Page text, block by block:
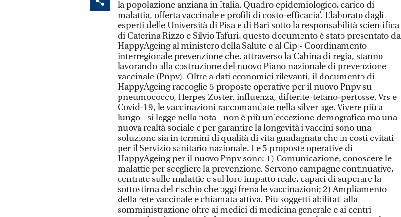
la popolazione anziana in Italia. Quadro epidemiologico, carico di
malattia, offerta vaccinale e profili di costo-efficacia’. Elaborato dagli
esperti delle Università di Pisa e di Bari sotto la responsabilità scientifica
di Caterina Rizzo e Silvio Tafuri, questo documento è stato presentato da
HappyAgeing al ministero della Salute e al Cip - Coordinamento
interregionale prevenzione che, attraverso la Cabina di regia, stanno
lavorando alla costruzione del nuovo Piano nazionale di prevenzione
vaccinale (Pnpv). Oltre a dati economici rilevanti, il documento di
HappyAgeing raccoglie 5 proposte operative per il nuovo Pnpv su
pneumococco, Herpes Zoster, influenza, difterite-tetano-pertosse, Vrs e
Covid-19, le vaccinazioni raccomandate nella silver age. Vivere più a
lungo - si legge nella nota - non è più un’eccezione demografica ma una
nuova realtà sociale e per garantire la longevità i vaccini sono una
soluzione sia in termini di qualità di vita guadagnata che in costi evitati
per il Servizio sanitario nazionale. Le 5 proposte operative di
HappyAgeing per il nuovo Pnpv sono: 1) Comunicazione, conoscere le
malattie per scegliere la prevenzione. Servono campagne continuative,
centrate sulle malattie e sul loro impatto reale, capaci di superare la
sottostima del rischio che oggi frena le vaccinazioni; 2) Ampliamento
della rete vaccinale e chiamata attiva. Più soggetti abilitati alla
somministrazione oltre ai medici di medicina generale e ai centri